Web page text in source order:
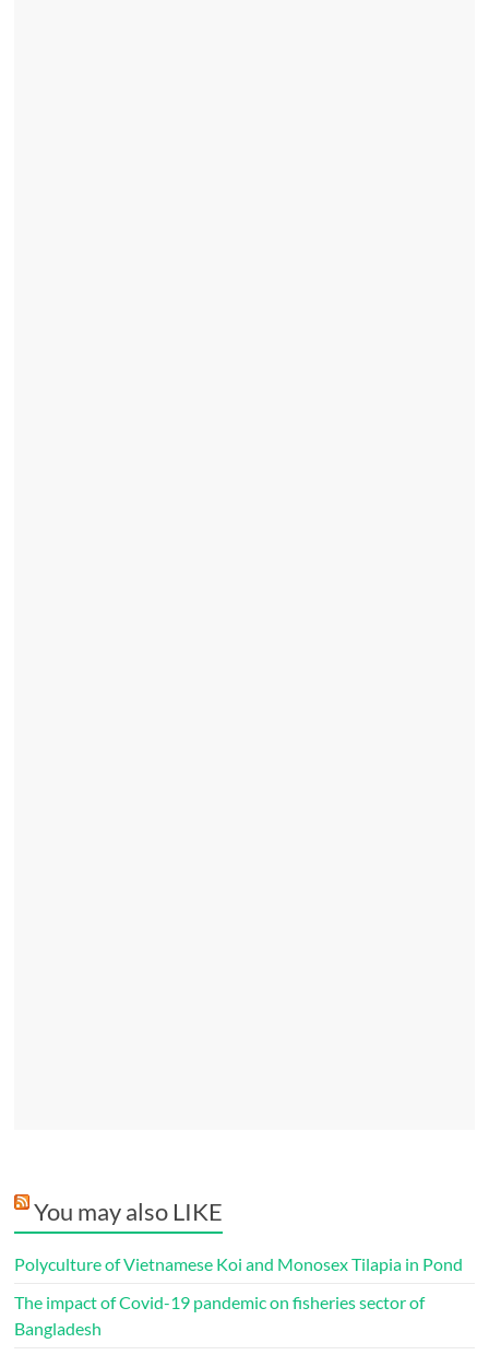
You may also LIKE
Polyculture of Vietnamese Koi and Monosex Tilapia in Pond
The impact of Covid-19 pandemic on fisheries sector of
Bangladesh